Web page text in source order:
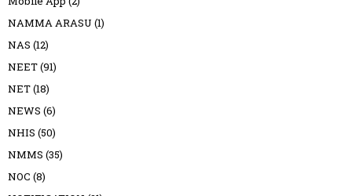
NAMMA ARASU (1)
NAS (12)
NEET(91)
NET(18)
NEWS (6)
NHIS (50)
NMMS (35)
NOC (8)